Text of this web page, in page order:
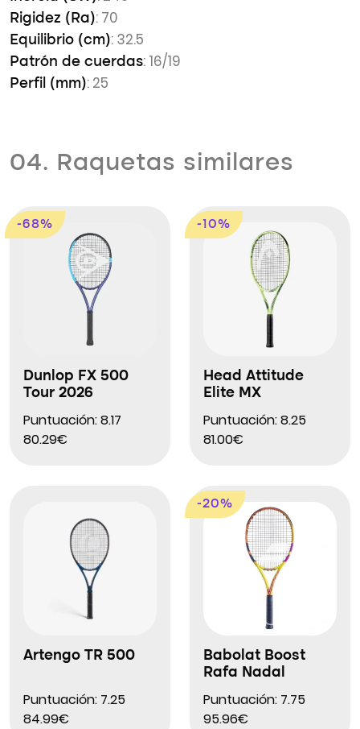
Rigidez (Ra): 70
Equilibrio (cm): 32.5
Patrón de cuerdas: 16/19
Perfil (mm): 25
04. Raquetas similares
-68%
Dunlop FX 500
Tour 2026
Puntuación: 8.17
80.29€
-10%
Head Attitude
Elite MX
Puntuación: 8.25
81.00€
Artengo TR 500
Puntuación: 7.25
84.99€
-20%
Babolat Boost
Rafa Nadal
Puntuación: 7.75
95.96€